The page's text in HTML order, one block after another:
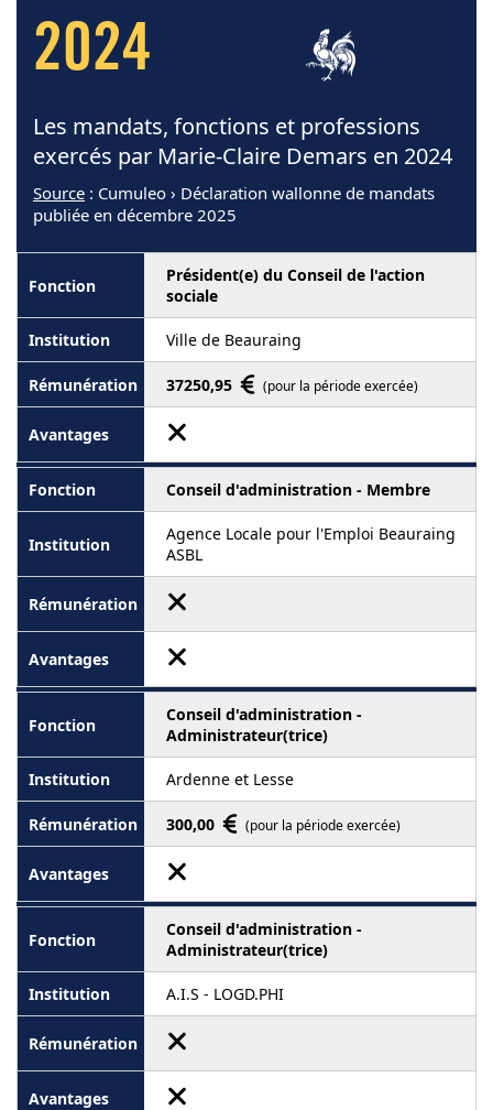
2024
Les mandats, fonctions et professions
exercés par Marie-Claire Demars en 2024
Source : Cumuleo › Déclaration wallonne de mandats
publiée en décembre 2025
Président(e) du Conseil de l'action
sociale
Ville de Beauraing
37250,95 (pour la période exercée)
Conseil d'administration - Membre
Agence Locale pour l'Emploi Beauraing
ASBL
Conseil d'administration -
Administrateur(trice)
Ardenne et Lesse
300,00 (pour la période exercée)
Conseil d'administration -
Administrateur(trice)
A.I.S - LOGD.PHI